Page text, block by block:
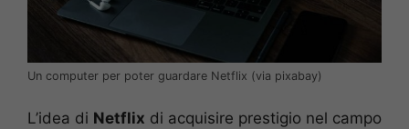
Un computer per poter guardare Netflix (via pixabay)
L’idea di Netflix di acquisire prestigio nel campo